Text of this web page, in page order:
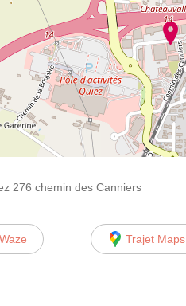
276 chemin des Canniers
Trajet Maps